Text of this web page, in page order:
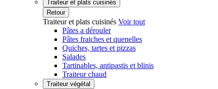
Traiteur et plats cuisinés
Retour
Traiteur et plats cuisinés Voir tout
Pâtes a dérouler
Pâtes fraiches et quenelles
Quiches, tartes et pizzas
Salades
Tartinables, antipastis et blinis
Traiteur chaud
Traiteur végétal